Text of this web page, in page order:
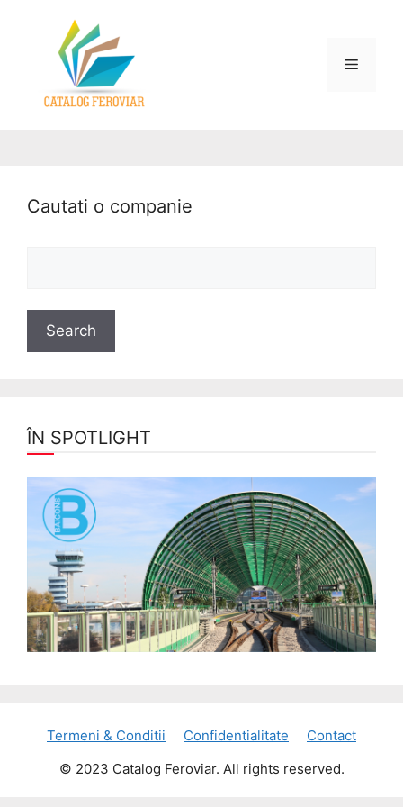
Cautati o companie
ÎN SPOTLIGHT
Termeni & Conditii Confidentialitate
Contact
© 2023 Catalog Feroviar. All rights reserved.